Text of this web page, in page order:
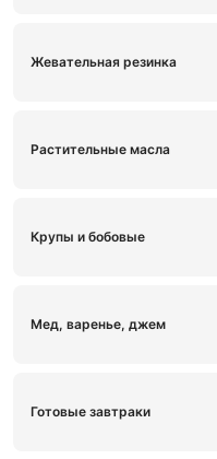
Жевательная резинка
Растительные масла
Крупы и бобовые
Мед, варенье, джем
Готовые завтраки